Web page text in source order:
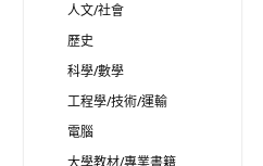
人文/社會
歷史
科學/數學
工程學/技術/運輸
電腦
大學教材/專業書籍